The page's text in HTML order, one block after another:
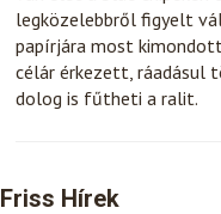
legközelebbről figyelt
papírjára most
célár érkezett, ráadásul
dolog is fűtheti a ralit.
Friss Hírek